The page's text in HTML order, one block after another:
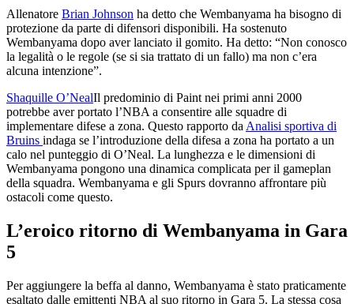
Allenatore Brian Johnson ha detto che Wembanyama ha bisogno di
protezione da parte di difensori disponibili. Ha sostenuto
Wembanyama dopo aver lanciato il gomito. Ha detto: “Non conosco
la legalità o le regole (se si sia trattato di un fallo) ma non c’era
alcuna intenzione”.
Shaquille O’NealIl predominio di Paint nei primi anni 2000
potrebbe aver portato l’NBA a consentire alle squadre di
implementare difese a zona. Questo rapporto da Analisi sportiva di
Bruins indaga se l’introduzione della difesa a zona ha portato a un
calo nel punteggio di O’Neal. La lunghezza e le dimensioni di
Wembanyama pongono una dinamica complicata per il gameplan
della squadra. Wembanyama e gli Spurs dovranno affrontare più
ostacoli come questo.
L’eroico ritorno di Wembanyama in Gara
5
Per aggiungere la beffa al danno, Wembanyama è stato praticamente
esaltato dalle emittenti NBA al suo ritorno in Gara 5. La stessa cosa